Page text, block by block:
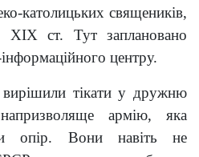
католицьких священиків,
XIX ст. Тут заплановано
центру.
вирішили тікати у дружню
армію, яка
опір. Вони навіть не